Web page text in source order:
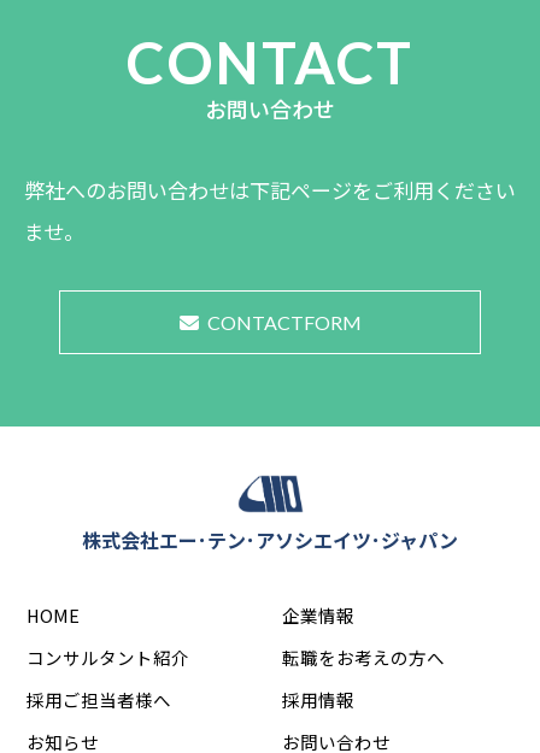
ン等を遵守します。
安全対策の実施について
するために、情報セキュリティ対策をはじめ
の予防に努めます。 同時に、事故が発生した
場合に備えて、証拠を保全しその原因が追求
事故が発生した場合でも迅速かつ適切に対処
して、事故の再発防止等、その是正のため最
大限の努力をいたします。
弊社に対する苦情、本個人情報保護方針の関
するご質問等がございましたら、以下に定め
るあて先に、氏名、住所、返信用メールアド
レス（メールでのお問い合わせの場合）、及
CONTACT
お問い合わせ
弊社へのお問い合わせは下記ページをご利用ください
ませ。
CONTACTFORM
株式会社エー･テン･アソシエイツ･ジャパン
HOME
企業情報
コンサルタント紹介
転職をお考えの方へ
採用ご担当者様へ
採用情報
お知らせ
お問い合わせ